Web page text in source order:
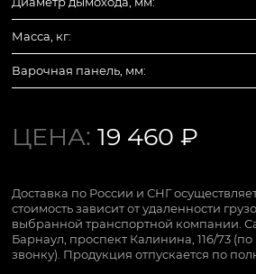
Масса, кг:
Варочная панель, мм:
ЦЕНА:19 460 ₽
Доставка по России и СНГ
стоимость зависит от удаленности
выбранной транспортной компании.
Барнаул, проспект Калинина, 116/73
звонку). Продукция отпускается по